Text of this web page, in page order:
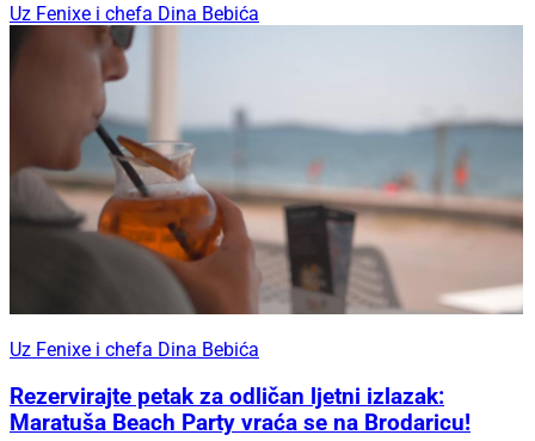
Uz Fenixe i chefa Dina Bebića
Uz Fenixe i chefa Dina Bebića
Rezervirajte petak za odličan ljetni izlazak:
Maratuša Beach Party vraća se na Brodaricu!